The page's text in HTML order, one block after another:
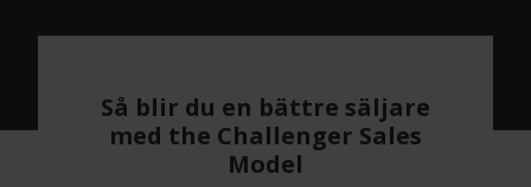
Så blir du en bättre säljare
med the Challenger Sales
Model